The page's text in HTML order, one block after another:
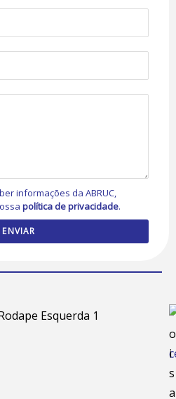
informações da ABRUC,
política de privacidade.